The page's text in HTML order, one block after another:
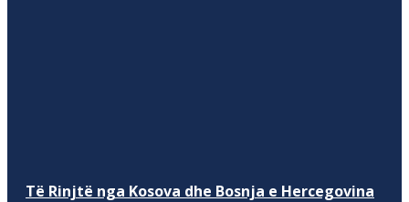
Të Rinjtë nga Kosova dhe Bosnja e Hercegovina